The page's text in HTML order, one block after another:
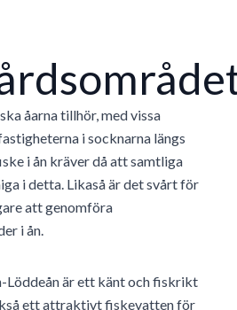
åarna tillhör, med vissa
i socknarna längs
i ån kräver då att samtliga
i detta. Likaså är det svårt för
att genomföra
i ån.
Löddeån är ett känt och fiskrikt
ett attraktivt fiskevatten för